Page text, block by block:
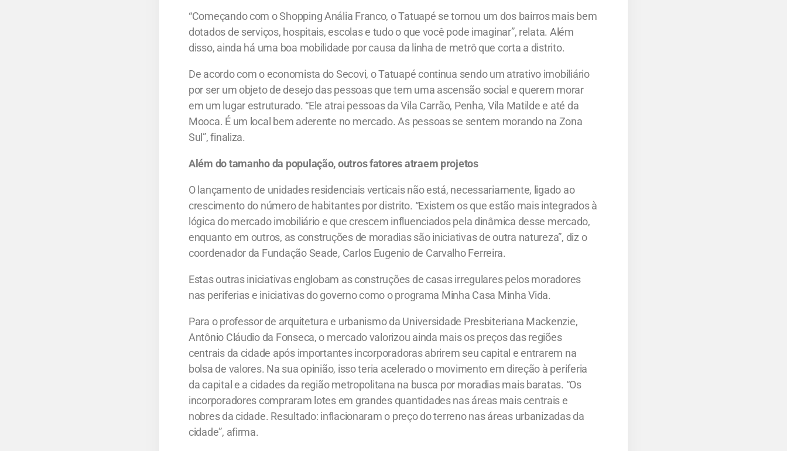
“Começando com o Shopping Anália Franco, o Tatuapé se tornou um dos bairros mais bem
dotados de serviços, hospitais, escolas e tudo o que você pode imaginar”, relata. Além
disso, ainda há uma boa mobilidade por causa da linha de metrô que corta a distrito.
De acordo com o economista do Secovi, o Tatuapé continua sendo um atrativo imobiliário
por ser um objeto de desejo das pessoas que tem uma ascensão social e querem morar
em um lugar estruturado. “Ele atrai pessoas da Vila Carrão, Penha, Vila Matilde e até da
Mooca. É um local bem aderente no mercado. As pessoas se sentem morando na Zona
Sul”, finaliza.
Além do tamanho da população, outros fatores atraem projetos
O lançamento de unidades residenciais verticais não está, necessariamente, ligado ao
crescimento do número de habitantes por distrito. “Existem os que estão mais integrados à
lógica do mercado imobiliário e que crescem influenciados pela dinâmica desse mercado,
enquanto em outros, as construções de moradias são iniciativas de outra natureza”, diz o
coordenador da Fundação Seade, Carlos Eugenio de Carvalho Ferreira.
Estas outras iniciativas englobam as construções de casas irregulares pelos moradores
nas periferias e iniciativas do governo como o programa Minha Casa Minha Vida.
Para o professor de arquitetura e urbanismo da Universidade Presbiteriana Mackenzie,
Antônio Cláudio da Fonseca, o mercado valorizou ainda mais os preços das regiões
centrais da cidade após importantes incorporadoras abrirem seu capital e entrarem na
bolsa de valores. Na sua opinião, isso teria acelerado o movimento em direção à periferia
da capital e a cidades da região metropolitana na busca por moradias mais baratas. “Os
incorporadores compraram lotes em grandes quantidades nas áreas mais centrais e
nobres da cidade. Resultado: inflacionaram o preço do terreno nas áreas urbanizadas da
cidade”, afirma.